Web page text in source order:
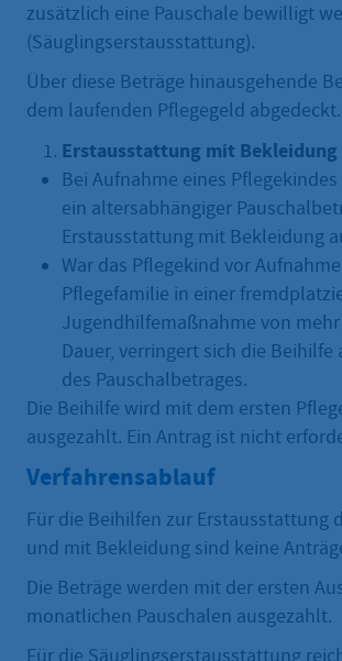
zusätzlich eine Pauschale bewilligt
(Säuglingserstausstattung).
Über diese Beträge hinausgehende
dem laufenden Pflegegeld abgedeckt.
Erstausstattung mit Bekleidung
Bei Aufnahme eines
ein altersabhängiger
Erstausstattung mit Bekleidung
War das Pflegekind vor
Pflegefamilie in einer
Jugendhilfemaßnahme von
Dauer, verringert sich die Beihilfe
des Pauschalbetrages.
Die Beihilfe wird mit dem ersten
ausgezahlt. Ein Antrag ist nicht
Verfahrensablauf
Für die Beihilfen zur Erstausstattung
und mit Bekleidung sind keine
Die Beträge werden mit der ersten
monatlichen Pauschalen ausgezahlt.